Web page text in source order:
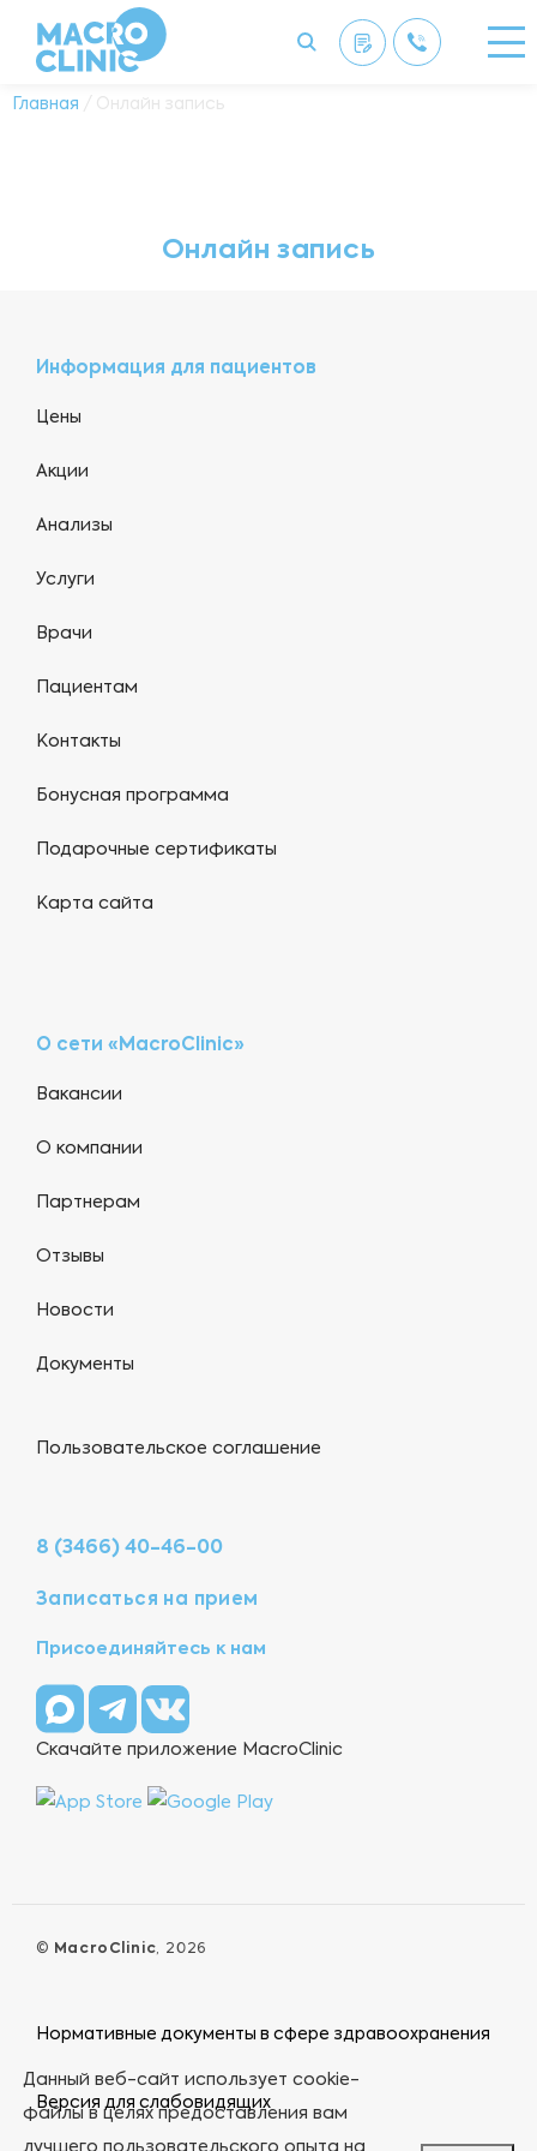
Главная / Онлайн запись
Онлайн запись
Информация для пациентов
Цены
Акции
Анализы
Услуги
Врачи
Пациентам
Контакты
Бонусная программа
Подарочные сертификаты
Карта сайта
О сети «MacroClinic»
Вакансии
О компании
Партнерам
Отзывы
Новости
Документы
Пользовательское соглашение
8 (3466) 40-46-00
Записаться на прием
Присоединяйтесь к нам
Скачайте приложение MacroClinic
© MacroClinic, 2026
Нормативные документы в сфере здравоохранения
Версия для слабовидящих
Данный веб-сайт использует cookie-
файлы в целях предоставления вам
лучшего пользовательского опыта на